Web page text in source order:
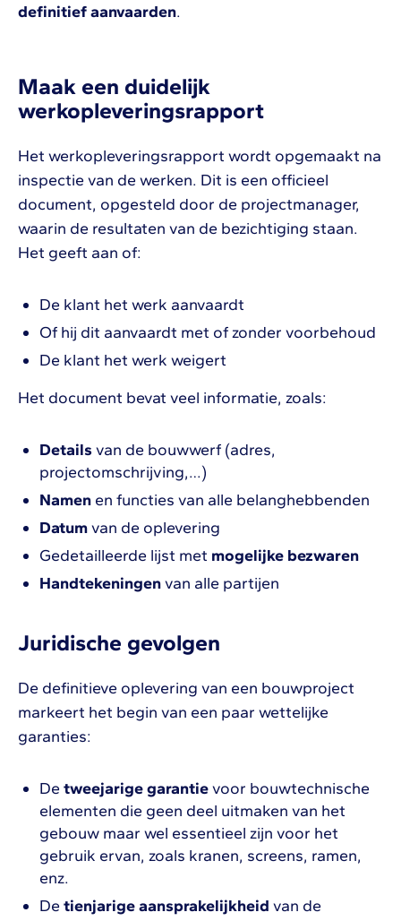
definitief aanvaarden.
Maak een duidelijk
werkopleveringsrapport
Het werkopleveringsrapport wordt opgemaakt na
inspectie van de werken. Dit is een officieel
document, opgesteld door de projectmanager,
waarin de resultaten van de bezichtiging staan.
Het geeft aan of:
De klant het werk aanvaardt
Of hij dit aanvaardt met of zonder voorbehoud
De klant het werk weigert
Het document bevat veel informatie, zoals:
Details van de bouwwerf (adres,
projectomschrijving,…)
Namen en functies van alle belanghebbenden
Datumvan de oplevering
Gedetailleerde lijst met mogelijke bezwaren
Handtekeningenvan alle partijen
Juridische gevolgen
De definitieve oplevering van een bouwproject
markeert het begin van een paar wettelijke
garanties:
De tweejarige garantievoor bouwtechnische
elementen die geen deel uitmaken van het
gebouw maar wel essentieel zijn voor het
gebruik ervan, zoals kranen, screens, ramen,
enz.
De tienjarige aansprakelijkheid van de